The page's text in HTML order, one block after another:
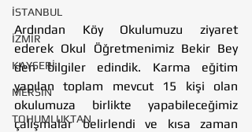
İSTANBUL
İZMİR
KAYSERİ
MERSİN
TOHUMLUKTAN
Ardından Köy Okulumuzu ziyaret
ederek Okul Öğretmenimiz Bekir Bey
den bilgiler edindik. Karma eğitim
yapılan toplam mevcut 15 kişi olan
okulumuza birlikte yapabileceğimiz
çalışmalar belirlendi ve kısa zaman